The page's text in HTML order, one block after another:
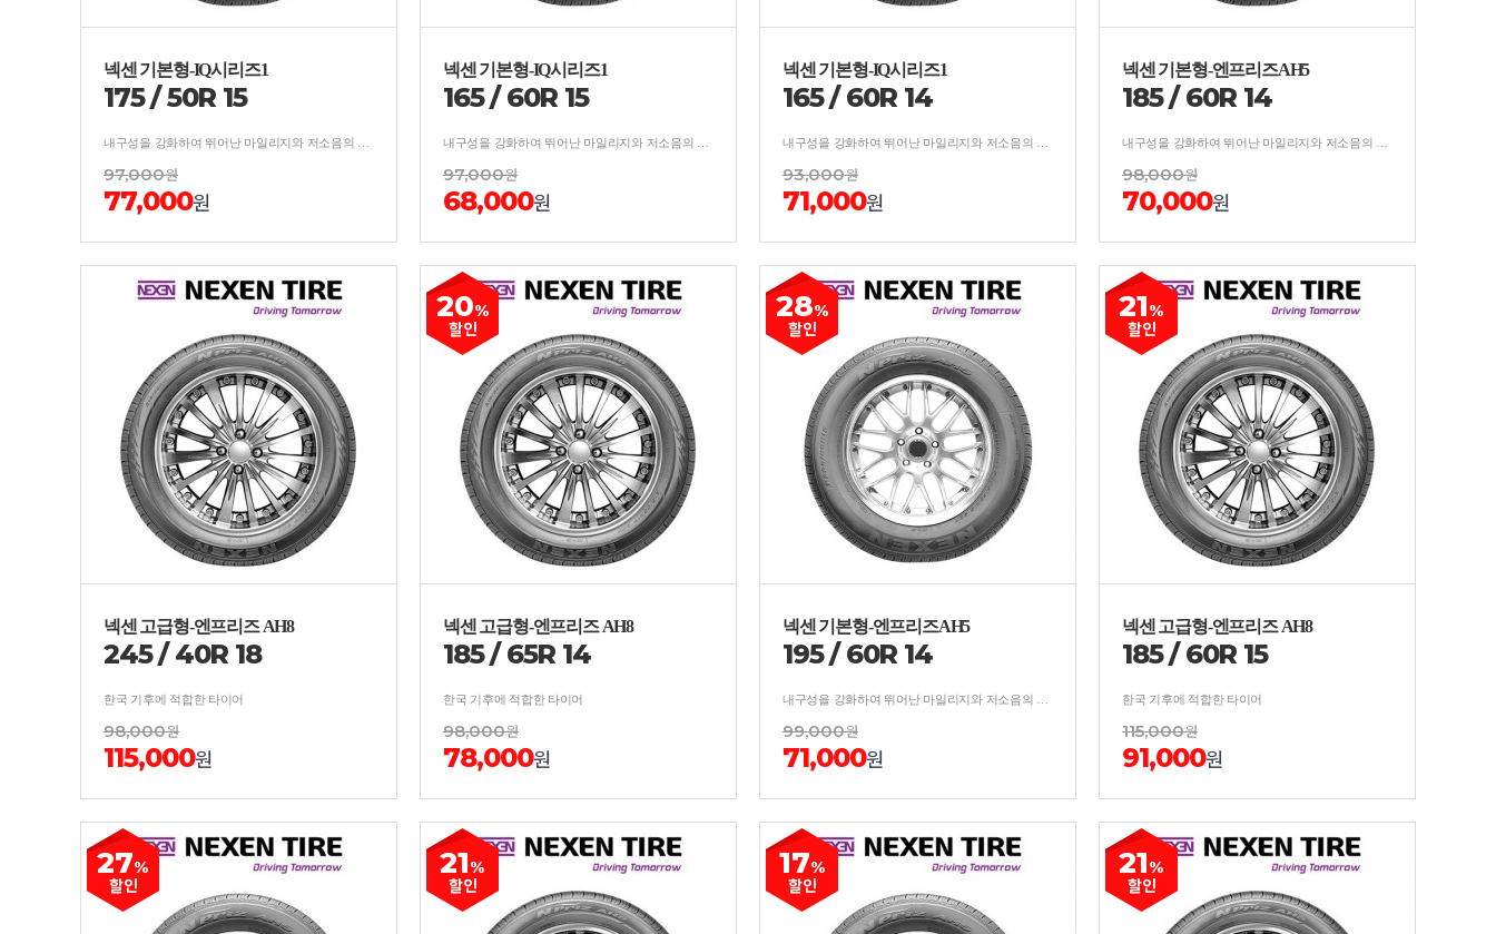
넥센 기본형-IQ시리즈1
175/50R 15
97,000원
77,000원
넥센 기본형-IQ시리즈1
165/60R 15
97,000원
68,000원
넥센 기본형-IQ시리즈1
165/60R 14
93,000원
71,000원
넥센 기본형-엔프리즈AH5
185/60R 14
98,000원
70,000원
넥센 고급형-엔프리즈 AH8
245/40R 18
한국 기후에 적합한 타이어
98,000원
115,000원
20%
할인
넥센 고급형-엔프리즈 AH8
185/65R 14
한국 기후에 적합한 타이어
98,000원
78,000원
28%
할인
넥센 기본형-엔프리즈AH5
195/60R 14
99,000원
71,000원
21%
할인
넥센 고급형-엔프리즈 AH8
185/60R 15
한국 기후에 적합한 타이어
115,000원
91,000원
27%
할인
21%
할인
17%
할인
21%
할인